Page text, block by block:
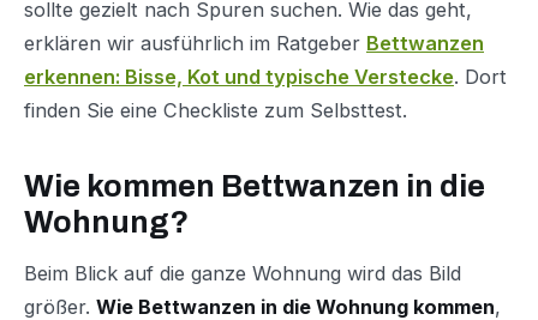
sollte gezielt nach Spuren suchen. Wie das geht,
erklären wir ausführlich im Ratgeber Bettwanzen
erkennen: Bisse, Kot und typische Verstecke. Dort
finden Sie eine Checkliste zum Selbsttest.
Wie kommen Bettwanzen in die
Wohnung?
Beim Blick auf die ganze Wohnung wird das Bild
größer. Wie Bettwanzen in die Wohnung kommen,